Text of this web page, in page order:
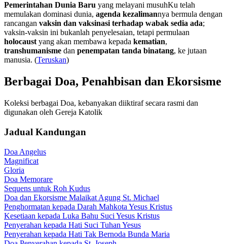
Pemerintahan Dunia Baru yang melayani musuhKu telah
memulakan dominasi dunia, agenda kezalimannya bermula dengan
rancangan vaksin dan vaksinasi terhadap wabak sedia ada;
vaksin-vaksin ini bukanlah penyelesaian, tetapi permulaan
holocaust yang akan membawa kepada kematian,
transhumanisme dan penempatan tanda binatang, ke jutaan
manusia. (Teruskan)
Berbagai Doa, Penahbisan dan Ekorsisme
Koleksi berbagai Doa, kebanyakan diiktiraf secara rasmi dan
digunakan oleh Gereja Katolik
Jadual Kandungan
Doa Angelus
Magnificat
Gloria
Doa Memorare
Sequens untuk Roh Kudus
Doa dan Ekorsisme Malaikat Agung St. Michael
Penghormatan kepada Darah Mahkota Yesus Kristus
Kesetiaan kepada Luka Bahu Suci Yesus Kristus
Penyerahan kepada Hati Suci Tuhan Yesus
Penyerahan kepada Hati Tak Bernoda Bunda Maria